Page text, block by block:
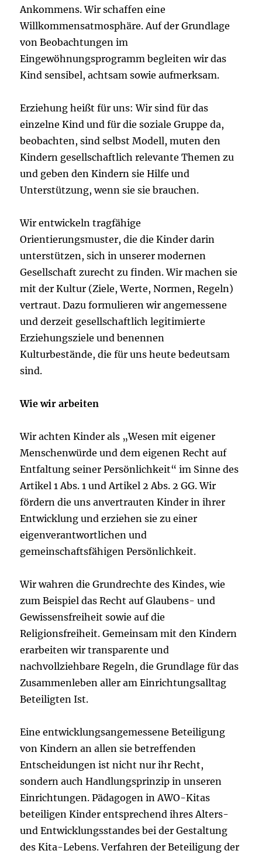
Ankommens. Wir schaffen eine
Willkommensatmosphäre. Auf der Grundlage
von Beobachtungen im
Eingewöhnungsprogramm begleiten wir das
Kind sensibel, achtsam sowie aufmerksam.
Erziehung heißt für uns: Wir sind für das
einzelne Kind und für die soziale Gruppe da,
beobachten, sind selbst Modell, muten den
Kindern gesellschaftlich relevante Themen zu
und geben den Kindern sie Hilfe und
Unterstützung, wenn sie sie brauchen.
Wir entwickeln tragfähige
Orientierungsmuster, die die Kinder darin
unterstützen, sich in unserer modernen
Gesellschaft zurecht zu finden. Wir machen sie
mit der Kultur (Ziele, Werte, Normen, Regeln)
vertraut. Dazu formulieren wir angemessene
und derzeit gesellschaftlich legitimierte
Erziehungsziele und benennen
Kulturbestände, die für uns heute bedeutsam
sind.
Wie wir arbeiten
Wir achten Kinder als „Wesen mit eigener
Menschenwürde und dem eigenen Recht auf
Entfaltung seiner Persönlichkeit“ im Sinne des
Artikel 1 Abs. 1 und Artikel 2 Abs. 2 GG. Wir
fördern die uns anvertrauten Kinder in ihrer
Entwicklung und erziehen sie zu einer
eigenverantwortlichen und
gemeinschaftsfähigen Persönlichkeit.
Wir wahren die Grundrechte des Kindes, wie
zum Beispiel das Recht auf Glaubens- und
Gewissensfreiheit sowie auf die
Religionsfreiheit. Gemeinsam mit den Kindern
erarbeiten wir transparente und
nachvollziehbare Regeln, die Grundlage für das
Zusammenleben aller am Einrichtungsalltag
Beteiligten Ist.
Eine entwicklungsangemessene Beteiligung
von Kindern an allen sie betreffenden
Entscheidungen ist nicht nur ihr Recht,
sondern auch Handlungsprinzip in unseren
Einrichtungen. Pädagogen in AWO-Kitas
beteiligen Kinder entsprechend ihres Alters-
und Entwicklungsstandes bei der Gestaltung
des Kita-Lebens. Verfahren der Beteiligung der